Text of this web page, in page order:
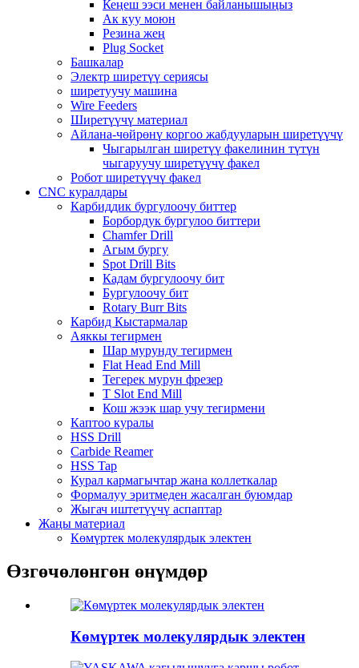
Кеңеш ээси менен байланышыңыз
Ак куу моюн
Резина жең
Plug Socket
Башкалар
Электр ширетүү сериясы
ширетуучу машина
Wire Feeders
Ширетүүчү материал
Айлана-чөйрөнү коргоо жабдууларын ширетүүчү
Чыгарылган ширетүү факелинин түтүн
чыгаруучу ширетүүчү факел
Робот ширетүүчү факел
CNC куралдары
Карбиддик бургулоочу биттер
Борбордук бургулоо биттери
Chamfer Drill
Агым бургу
Spot Drill Bits
Кадам бургулоочу бит
Бургулоочу бит
Rotary Burr Bits
Карбид Кыстармалар
Аяккы тегирмен
Шар мурунду тегирмен
Flat Head End Mill
Тегерек мурун фрезер
T Slot End Mill
Кош жээк шар учу тегирмени
Каптоо куралы
HSS Drill
Carbide Reamer
HSS Tap
Курал кармагычтар жана коллеткалар
Формалуу эритмеден жасалган буюмдар
Жыгач иштетүүчү аспаптар
Жаңы материал
Көмүртек молекулярдык электен
Өзгөчөлөнгөн өнүмдөр
Көмүртек молекулярдык электен